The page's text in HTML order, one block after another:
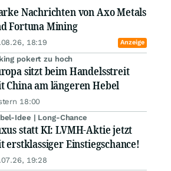
Nachrichten von Axo Metals
Fortuna Mining
18:19 Anzeige
pokert zu hoch
sitzt beim Handelsstreit
China am längeren Hebel
18:00
Idee | Long-Chance
statt KI: LVMH-Aktie jetzt
erstklassiger Einstiegschance!
19:28